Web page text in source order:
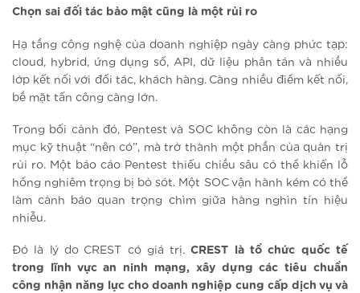
Chọn sai đối tác bảo mật cũng là một rủi ro
Hạ tầng công nghệ của doanh nghiệp ngày càng phức tạp:
cloud, hybrid, ứng dụng số, API, dữ liệu phân tán và nhiều
lớp kết nối với đối tác, khách hàng. Càng nhiều điểm kết nối,
bề mặt tấn công càng lớn.
Trong bối cảnh đó, Pentest và SOC không còn là các hạng
mục kỹ thuật “nên có”, mà trở thành một phần của quản trị
rủi ro. Một báo cáo Pentest thiếu chiều sâu có thể khiến lỗ
hổng nghiêm trọng bị bỏ sót. Một SOC vận hành kém có thể
làm cảnh báo quan trọng chìm giữa hàng nghìn tín hiệu
nhiễu.
Đó là lý do CREST có giá trị.CREST là tổ chức quốc tế
trong lĩnh vực an ninh mạng, xây dựng các tiêu chuẩn
công nhận năng lực cho doanh nghiệp cung cấp dịch vụ và